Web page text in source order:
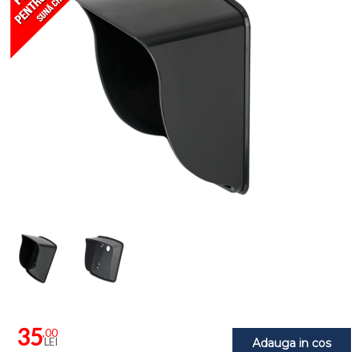
Adauga in cos
35,00
LEI